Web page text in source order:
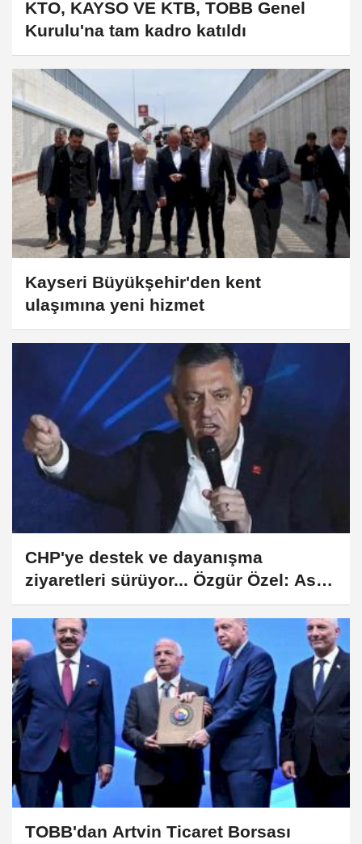
KTO, KAYSO VE KTB, TOBB Genel
Kurulu'na tam kadro katıldı
Kayseri Büyükşehir'den kent
ulaşımına yeni hizmet
CHP'ye destek ve dayanışma
ziyaretleri sürüyor... Özgür Özel: Asla
teslim olmayacağız
TOBB'dan Artvin Ticaret Borsası